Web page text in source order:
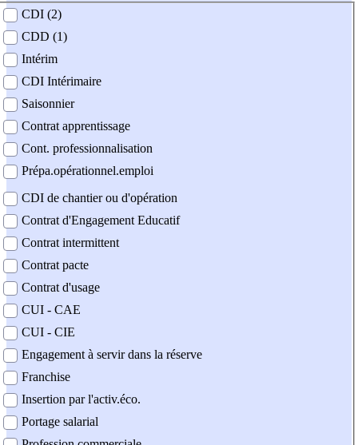
contrat
CDI (2)
CDD (1)
Intérim
CDI Intérimaire
Saisonnier
Contrat apprentissage
Cont. professionnalisation
Prépa.opérationnel.emploi
CDI de chantier ou d'opération
Contrat d'Engagement Educatif
Contrat intermittent
Contrat pacte
Contrat d'usage
CUI - CAE
CUI - CIE
Engagement à servir dans la réserve
Franchise
Insertion par l'activ.éco.
Portage salarial